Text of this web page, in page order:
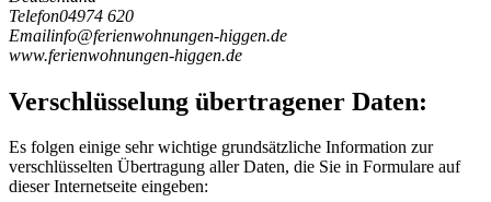
Telefon04974 620
Emailinfo@ferienwohnungen-higgen.de
www.ferienwohnungen-higgen.de
Verschlüsselung übertragener Daten:
Es folgen einige sehr wichtige grundsätzliche Information zur
verschlüsselten Übertragung aller Daten, die Sie in Formulare auf
dieser Internetseite eingeben: